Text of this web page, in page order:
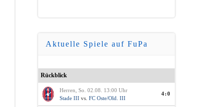
Aktuelle Spiele auf FuPa
Rückblick
Herren, So. 02.08. 13:00 Uhr
Stade III vs. FC Oste/Old. III
4:0